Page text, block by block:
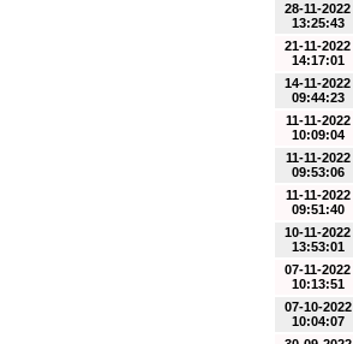
28-11-2022
13:25:43
21-11-2022
14:17:01
14-11-2022
09:44:23
11-11-2022
10:09:04
11-11-2022
09:53:06
11-11-2022
09:51:40
10-11-2022
13:53:01
07-11-2022
10:13:51
07-10-2022
10:04:07